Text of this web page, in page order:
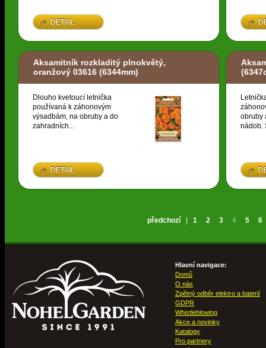
DETAIL
Aksamitník rozkladitý plnokvětý,
oranžový 03616 (6344mm)
Dlouho kvetoucí letnička
používaná k záhonovým
výsadbám, na obruby a do
zahradních...
DETAIL
obruby
nádob.
předchozí 1 2 3 4 5 6
Hlavní navigace:
Domů
O nás
Zpětný odběr elektro a baterií
GDPR
Whistleblowing
Akce a novinky
Katalogy
Pro partnery